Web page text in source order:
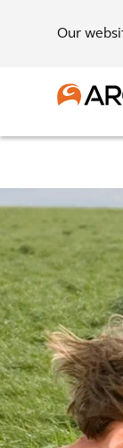
Our